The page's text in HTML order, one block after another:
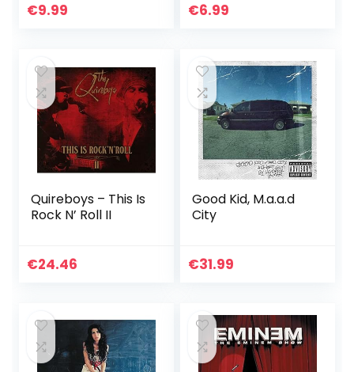
€9.99 €6.99
Quireboys – This Is
Rock N’ Roll II
€24.46
Good Kid, M.a.a.d
City
€31.99